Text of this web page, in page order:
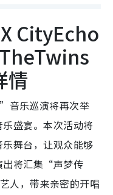
CityEcho
情
音乐巡演将再次举
盛宴。本次活动将
舞台，让观众能够
出将汇集“声梦传
，带来亲密的开唱